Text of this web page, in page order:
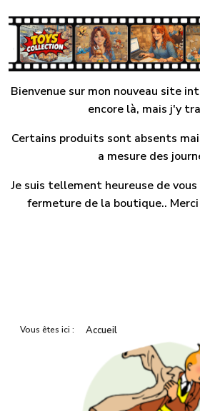
Bienvenue sur mon nouveau site
encore là, mais j'y
Certains produits sont absents
a mesure des
Je suis tellement heureuse de
fermeture de la boutique..
Vous êtes ici : Accueil